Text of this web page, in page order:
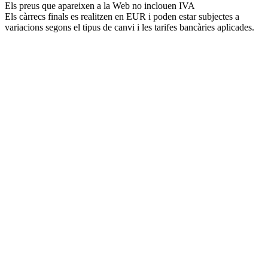
Els preus que apareixen a la Web no inclouen IVA
Els càrrecs finals es realitzen en EUR i poden estar subjectes a
variacions segons el tipus de canvi i les tarifes bancàries aplicades.